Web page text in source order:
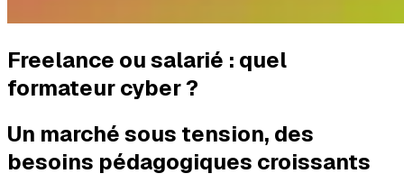
Freelance ou salarié : quel
formateur cyber ?
Un marché sous tension, des
besoins pédagogiques croissants